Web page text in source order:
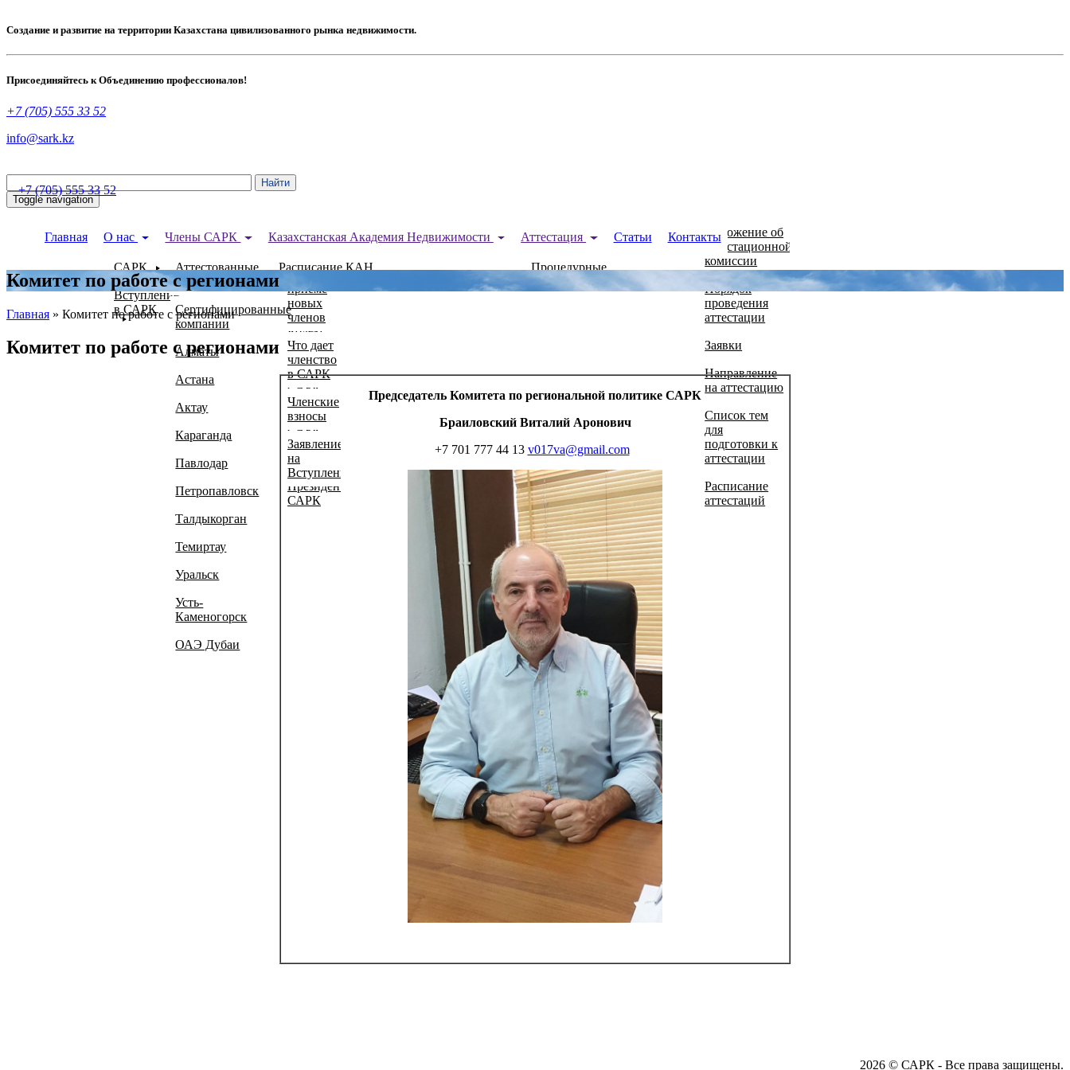
Создание и развитие на территории Казахстана цивилизованного рынка недвижимости.
Присоединяйтесь к Объединению профессионалов!
+7 (705) 555 33 52
info@sark.kz
+7 (705) 555 33 52
Toggle navigation
Главная О нас
САРК
Устав
Национальный
Стандарт
Республики
Казахстан
Кодекс
Этики
Учредители
САРК
Совет
САРК
Положение
о
Президенте
САРК
Вступление
в САРК
Положение
о
приеме
новых
членов
Что дает
членство
в САРК
Членские
взносы
Заявление
на
Вступление
Члены САРК
Аттестованные
специалисты
Сертифицированные
компании
Алматы
Астана
Актау
Караганда
Павлодар
Петропавловск
Талдыкорган
Темиртау
Уральск
Усть-
Каменогорск
ОАЭ Дубаи
Казахстанская Академия Недвижимости
Расписание КАН
Аттестация
Процедурные
вопросы
Положение об
аттестационной
комиссии
Порядок
проведения
аттестации
Заявки
Направление
на аттестацию
Список тем
для
подготовки к
аттестации
Расписание
аттестаций
Статьи Контакты
Комитет по работе с регионами
Главная » Комитет по работе с регионами
Комитет по работе с регионами
Председатель Комитета по региональной политике САРК
Браиловский Виталий Аронович
+7 701 777 44 13 v017va@gmail.com
2026 © САРК - Все права защищены.